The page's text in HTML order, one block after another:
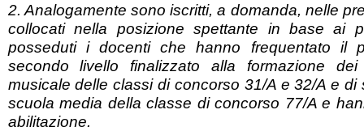
2. Analogamente sono iscritti, a domanda, nelle
collocati nella posizione spettante in base ai
posseduti i docenti che hanno frequentato il
secondo livello finalizzato alla formazione
musicale delle classi di concorso 31/A e 32/A e di
scuola media della classe di concorso 77/A e
abilitazione.